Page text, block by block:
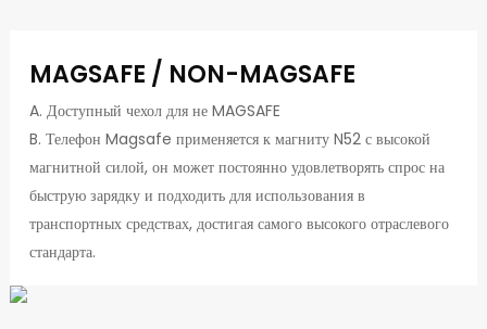
MAGSAFE / NON-MAGSAFE
A. Доступный чехол для не MAGSAFE
B. Телефон Magsafe применяется к магниту N52 с высокой
магнитной силой, он может постоянно удовлетворять спрос на
быструю зарядку и подходить для использования в
транспортных средствах, достигая самого высокого отраслевого
стандарта.